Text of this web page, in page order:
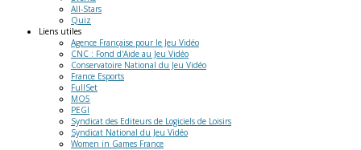
All-Stars
Quiz
Liens utiles
Agence Française pour le Jeu Vidéo
CNC : Fond d'Aide au Jeu Vidéo
Conservatoire National du Jeu Vidéo
France Esports
FullSet
MO5
PEGI
Syndicat des Editeurs de Logiciels de Loisirs
Syndicat National du Jeu Vidéo
Women in Games France